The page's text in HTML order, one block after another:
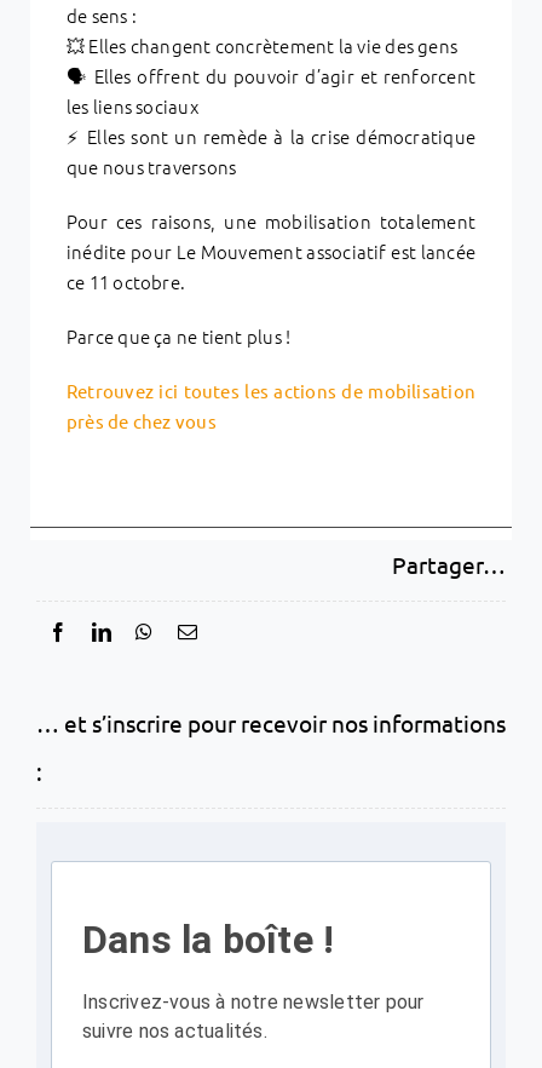
de sens :
💥 Elles changent concrètement la vie des gens
🗣️ Elles offrent du pouvoir d’agir et renforcent
les liens sociaux
⚡ Elles sont un remède à la crise démocratique
que nous traversons
Pour ces raisons, une mobilisation totalement
inédite pour Le Mouvement associatif est lancée
ce 11 octobre.
Parce que ça ne tient plus !
Retrouvez ici toutes les actions de mobilisation
près de chez vous
Partager…
… et s’inscrire pour recevoir nos informations
:
Dans la boîte !
Inscrivez-vous à notre newsletter pour
suivre nos actualités.